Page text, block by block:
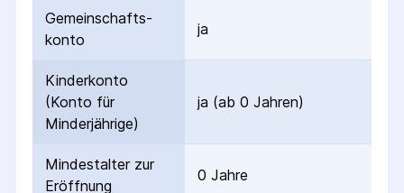
Gemeinschafts­
konto
ja
Kinderkonto
(Konto für
Minderjährige)
ja (ab 0 Jahren)
Mindestalter zur
Eröffnung
0 Jahre